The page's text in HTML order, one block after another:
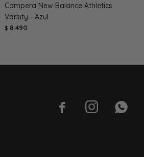
Campera New Balance Athletics
Varsity - Azul
$ 8.490
  